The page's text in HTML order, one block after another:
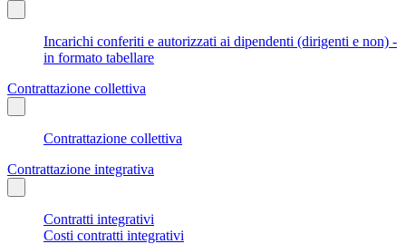
Incarichi conferiti e autorizzati ai dipendenti (dirigenti e non) -
in formato tabellare
Contrattazione collettiva
Contrattazione collettiva
Contrattazione integrativa
Contratti integrativi
Costi contratti integrativi